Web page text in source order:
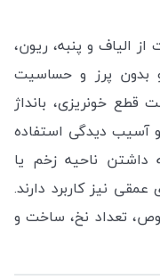
از الیاف و پنبه، ریون،
و بدون پرز و حساسیت
خونریزی، بانداژ
آسیب دیدگی استفاده
داشتن ناحیه زخم یا
نیز کاربرد دارند.
تعداد نخ، ساخت و